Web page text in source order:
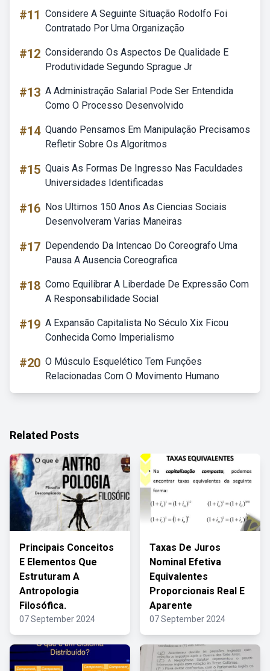
#11 Considere A Seguinte Situação Rodolfo Foi
Contratado Por Uma Organização
#12 Considerando Os Aspectos De Qualidade E
Produtividade Segundo Sprague Jr
#13 A Administração Salarial Pode Ser Entendida
Como O Processo Desenvolvido
#14 Quando Pensamos Em Manipulação Precisamos
Refletir Sobre Os Algoritmos
#15 Quais As Formas De Ingresso Nas Faculdades
Universidades Identificadas
#16 Nos Ultimos 150 Anos As Ciencias Sociais
Desenvolveram Varias Maneiras
#17 Dependendo Da Intencao Do Coreografo Uma
Pausa A Ausencia Coreografica
#18 Como Equilibrar A Liberdade De Expressão Com
A Responsabilidade Social
#19 A Expansão Capitalista No Século Xix Ficou
Conhecida Como Imperialismo
#20 O Músculo Esquelético Tem Funções
Relacionadas Com O Movimento Humano
Related Posts
Principais Conceitos
E Elementos Que
Estruturam A
Antropologia
Filosófica.
07 September 2024
Taxas De Juros
Nominal Efetiva
Equivalentes
Proporcionais Real E
Aparente
07 September 2024